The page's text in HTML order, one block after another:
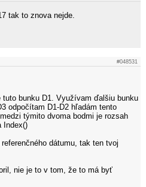
tak to znova nejde.
#048531
bunku D1. Využívam ďalšiu bunku
odpočítam D1-D2 hľadám tento
týmito dvoma bodmi je rozsah
Index()
dátumu, tak ten tvoj
nie je to v tom, že to má byť